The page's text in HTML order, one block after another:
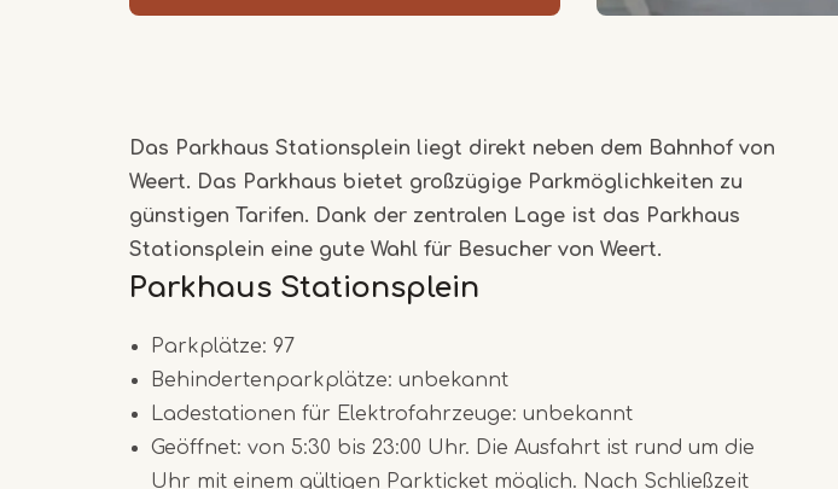
Das Parkhaus Stationsplein liegt direkt neben dem Bahnhof von
Weert. Das Parkhaus bietet großzügige Parkmöglichkeiten zu
günstigen Tarifen. Dank der zentralen Lage ist das Parkhaus
Stationsplein eine gute Wahl für Besucher von Weert.
Parkhaus Stationsplein
Parkplätze: 97
Behindertenparkplätze: unbekannt
Ladestationen für Elektrofahrzeuge: unbekannt
Geöffnet: von 5:30 bis 23:00 Uhr. Die Ausfahrt ist rund um die
Uhr mit einem gültigen Parkticket möglich. Nach Schließzeit